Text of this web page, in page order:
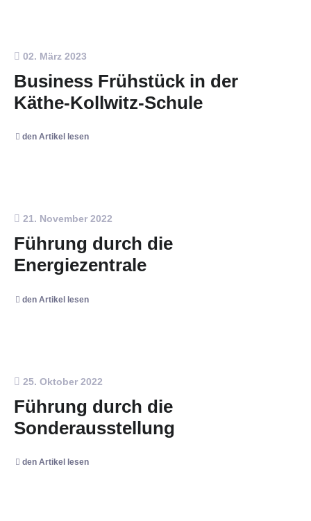
02. März 2023
Business Frühstück in der
Käthe-Kollwitz-Schule
den Artikel lesen
21. November 2022
Führung durch die
Energiezentrale
den Artikel lesen
25. Oktober 2022
Führung durch die
Sonderausstellung
den Artikel lesen